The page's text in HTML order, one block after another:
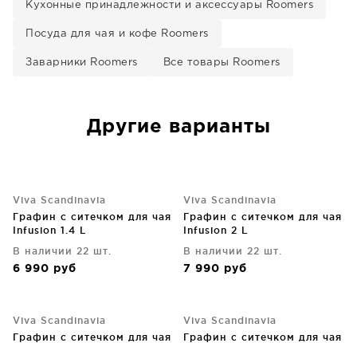
Кухонные принадлежности и аксессуары Roomers
Посуда для чая и кофе Roomers
Заварники Roomers Все товары Roomers
Другие варианты
Viva Scandinavia
Графин с ситечком для чая
Infusion 1.4 L
В наличии 22 шт.
6 990 руб
Viva Scandinavia
Графин с ситечком для чая
Infusion 2 L
В наличии 22 шт.
7 990 руб
Viva Scandinavia
Графин с ситечком для чая
Viva Scandinavia
Графин с ситечком для чая